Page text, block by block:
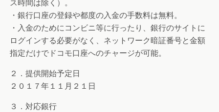
ス時間は除く）。
・銀行口座の登録や都度の入金の手数料は無料。
・入金のためにコンビニ等に行ったり、銀行のサイトに
ログインする必要がなく、ネットワーク暗証番号と金額
指定だけでドコモ口座へのチャージが可能。
２．提供開始予定日
２０１７年１１月２１日
３．対応銀行